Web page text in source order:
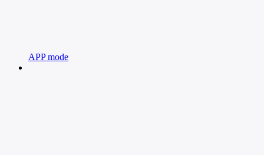
APP mode